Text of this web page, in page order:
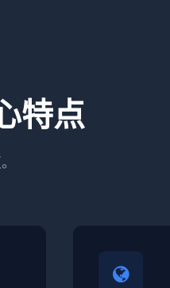
特点